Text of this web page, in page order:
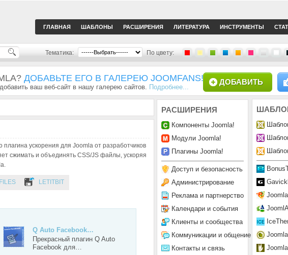
ГЛАВНАЯ ШАБЛОНЫ РАСШИРЕНИЯ ЛИТЕРАТУРА ИНСТРУМЕНТЫ
Тематика: По цвету:
ДОБАВЬТЕ ЕГО В ГАЛЕРЕЮ JOOMFANS!
ваш веб-сайт в нашу галерею сайтов. Подробнее...
ДОБАВИТЬ
плагина ускорения для Joomla от разработчиков
сжимать и объединять CSS/JS файлы, ускоряя
LETITBIT
Q Auto Facebook…
Прекрасный плагин Q Auto
Facebook для…
РАСШИРЕНИЯ
Компоненты Joomla!
Модули Joomla!
Плагины Joomla!
Доступ и безопасность
Администрирование
Реклама и партнерство
Календари и события
Клиенты и сообщества
Коммуникации и общение
Контакты и связь